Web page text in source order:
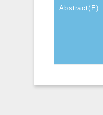
Abstract(E)